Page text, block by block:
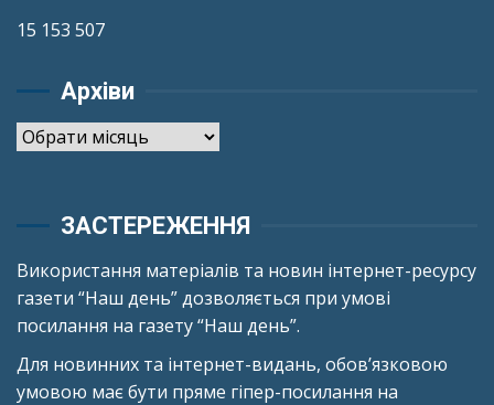
15 153 507
Архіви
Архіви
ЗАСТЕРЕЖЕННЯ
Використання матеріалів та новин інтернет-ресурсу
газети “Наш день” дозволяється при умові
посилання на газету “Наш день”.
Для новинних та інтернет-видань, обов’язковою
умовою має бути пряме гіпер-посилання на